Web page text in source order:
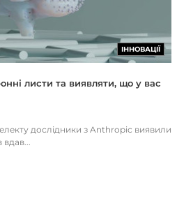
ІННОВАЦІЇ
листи та виявляти, що у вас
дослідники з Anthropic виявили
вдав...